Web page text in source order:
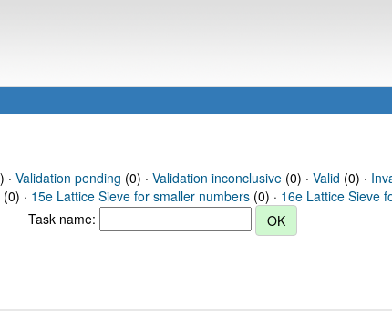
· Validation pending (0) · Validation inconclusive(0) · Valid (0) ·
(0) · 15e Lattice Sieve for smaller numbers (0) · 16e Lattice Sieve
Task name: